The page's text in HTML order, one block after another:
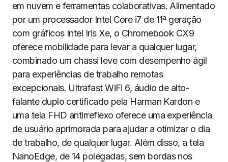
em nuvem e ferramentas colaborativas. Alimentado
por um processador Intel Core i7 de 11ª geração
com gráficos Intel Iris Xe, o Chromebook CX9
oferece mobilidade para levar a qualquer lugar,
combinado um chassi leve com desempenho ágil
para experiências de trabalho remotas
excepcionais. Ultrafast WiFi 6, áudio de alto-
falante duplo certificado pela Harman Kardon e
uma tela FHD antirreflexo oferece uma experiência
de usuário aprimorada para ajudar a otimizar o dia
de trabalho, de qualquer lugar. Além disso, a tela
NanoEdge, de 14 polegadas, sem bordas nos